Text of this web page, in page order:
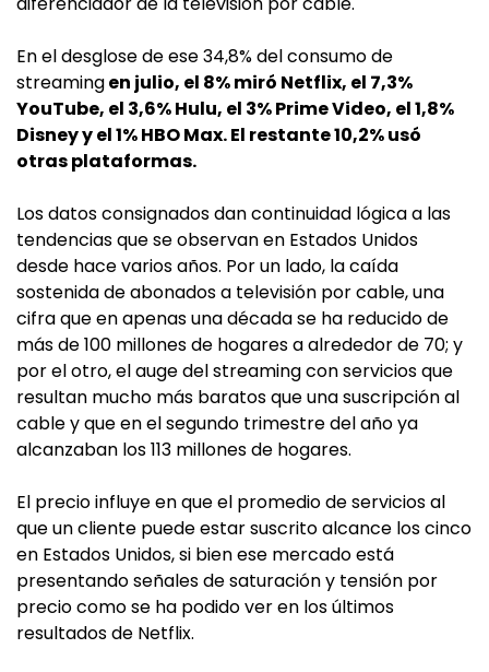
En el desglose de ese 34,8% del consumo de
streamingen julio, el 8% miró Netflix, el 7,3%
YouTube, el 3,6% Hulu, el 3% Prime Video, el 1,8%
Disney y el 1% HBO Max. El restante 10,2% usó
otras plataformas.
Los datos consignados dan continuidad lógica a las
tendencias que se observan en Estados Unidos
desde hace varios años. Por un lado, la caída
sostenida de abonados a televisión por cable, una
cifra que en apenas una década se ha reducido de
más de 100 millones de hogares a alrededor de 70; y
por el otro, el auge del streaming con servicios que
resultan mucho más baratos que una suscripción al
cable y que en el segundo trimestre del año ya
alcanzaban los 113 millones de hogares.
El precio influye en que el promedio de servicios al
que un cliente puede estar suscrito alcance los cinco
en Estados Unidos, si bien ese mercado está
presentando señales de saturación y tensión por
precio como se ha podido ver en los últimos
resultados de Netflix.